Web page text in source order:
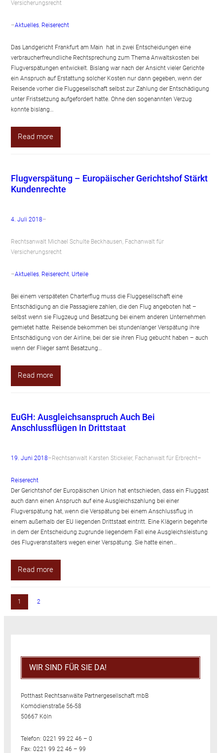
Versicherungsrecht
–Aktuelles, Reiserecht
Das Landgericht Frankfurt am Main hat in zwei Entscheidungen eine
verbraucherfreundliche Rechtsprechung zum Thema Anwaltskosten bei
Flugverspätungen entwickelt. Bislang war nach der Ansicht vieler Gerichte
ein Anspruch auf Erstattung solcher Kosten nur dann gegeben, wenn der
Reisende vorher die Fluggesellschaft selbst zur Zahlung der Entschädigung
unter Fristsetzung aufgefordert hatte. Ohne den sogenannten Verzug
konnte bislang…
Read more
Flugverspätung – Europäischer Gerichtshof Stärkt
Kundenrechte
4. Juli 2018–
Rechtsanwalt Michael Schulte Beckhausen, Fachanwalt für
Versicherungsrecht
–Aktuelles, Reiserecht, Urteile
Bei einem verspäteten Charterflug muss die Fluggesellschaft eine
Entschädigung an die Passagiere zahlen, die den Flug angeboten hat –
selbst wenn sie Flugzeug und Besatzung bei einem anderen Unternehmen
gemietet hatte. Reisende bekommen bei stundenlanger Verspätung ihre
Entschädigung von der Airline, bei der sie ihren Flug gebucht haben – auch
wenn der Flieger samt Besatzung…
Read more
EuGH: Ausgleichsanspruch Auch Bei
Anschlussflügen In Drittstaat
19. Juni 2018– Rechtsanwalt Karsten Stickeler, Fachanwalt für Erbrecht–
Reiserecht
Der Gerichtshof der Europäischen Union hat entschieden, dass ein Fluggast
auch dann einen Anspruch auf eine Ausgleichszahlung bei einer
Flugverspätung hat, wenn die Verspätung bei einem Anschlussflug in
einem außerhalb der EU liegenden Drittstaat eintritt. Eine Klägerin begehrte
in dem der Entscheidung zugrunde liegendem Fall eine Ausgleichsleistung
des Flugveranstalters wegen einer Verspätung. Sie hatte einen…
Read more
1 2
WIR SIND FÜR SIE DA!
Potthast Rechtsanwälte Partnergesellschaft mbB
Komödienstraße 56-58
50667 Köln
Telefon: 0221 99 22 46 – 0
Fax: 0221 99 22 46 – 99